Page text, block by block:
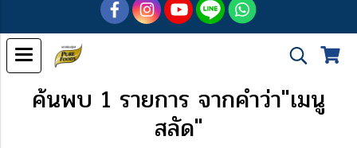
ค้นพบ 1 รายการ จากคำว่า"เมนู
สลัด"